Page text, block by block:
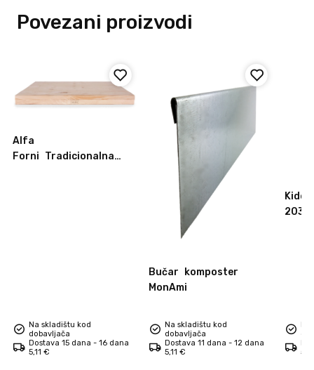
Povezani proizvodi
Alfa
Forni Tradicionalna
Na skladištu kod
dobavljača
Dostava 15 dana - 16 dana
5,11 €
Bučar
komposter
MonAmi
Na skladištu kod
dobavljača
Dostava 11 dana - 12 dana
5,11 €
Kidde
Na